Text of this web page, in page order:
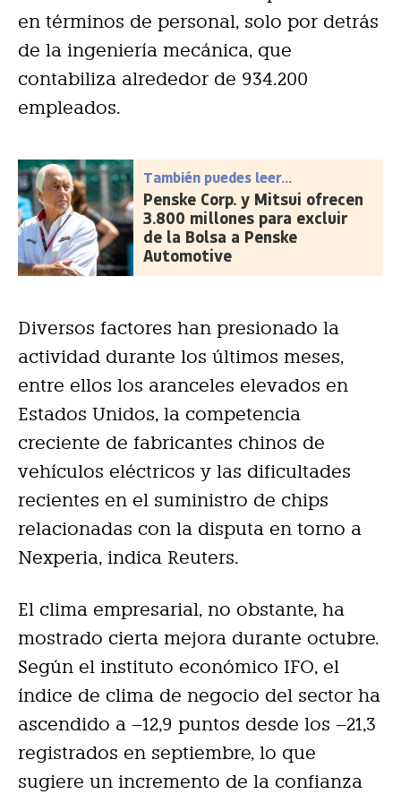
en términos de personal, solo por detrás
de la ingeniería mecánica, que
contabiliza alrededor de 934.200
empleados.
También puedes leer...
Penske Corp. y Mitsui ofrecen
3.800 millones para excluir
de la Bolsa a Penske
Automotive
Diversos factores han presionado la
actividad durante los últimos meses,
entre ellos los aranceles elevados en
Estados Unidos, la competencia
creciente de fabricantes chinos de
vehículos eléctricos y las dificultades
recientes en el suministro de chips
relacionadas con la disputa en torno a
Nexperia, indica Reuters.
El clima empresarial, no obstante, ha
mostrado cierta mejora durante octubre.
Según el instituto económico IFO, el
índice de clima de negocio del sector ha
ascendido a –12,9 puntos desde los –21,3
registrados en septiembre, lo que
sugiere un incremento de la confianza